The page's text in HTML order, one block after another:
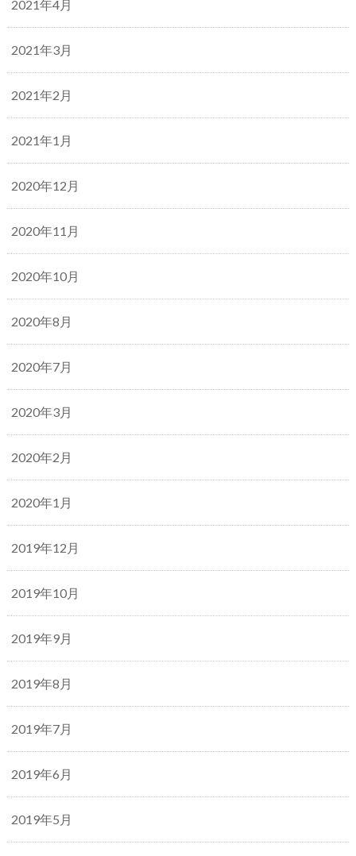
2021年4月
2021年3月
2021年2月
2021年1月
2020年12月
2020年11月
2020年10月
2020年8月
2020年7月
2020年3月
2020年2月
2020年1月
2019年12月
2019年10月
2019年9月
2019年8月
2019年7月
2019年6月
2019年5月